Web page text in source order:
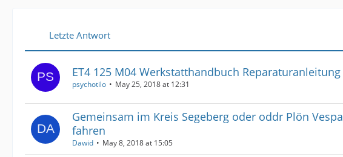
Letzte Antwort
ET4 125 M04 Werkstatthandbuch Reparaturanleitung
psychotilo May 25, 2018 at 12:31
Gemeinsam im Kreis Segeberg oder oddr Plön Vespa
fahren
Dawid May 8, 2018 at 15:05